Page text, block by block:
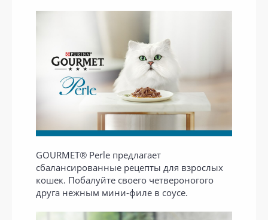
GOURMET® Perle предлагает
сбалансированные рецепты для взрослых
кошек. Побалуйте своего четвероногого
друга нежным мини-филе в соусе.